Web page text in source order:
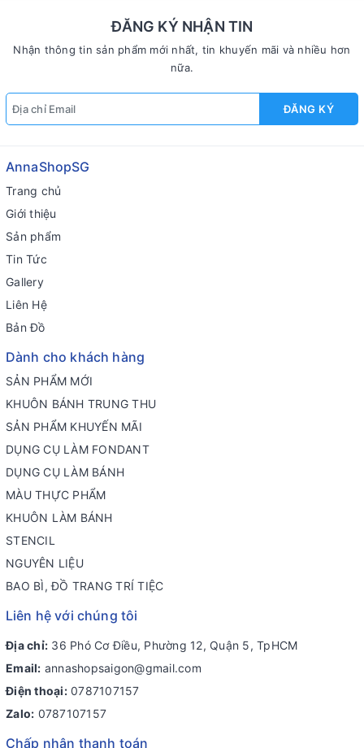
ĐĂNG KÝ NHẬN TIN
Nhận thông tin sản phẩm mới nhất, tin khuyến mãi và nhiều hơn
nữa.
ĐĂNG KÝ
AnnaShopSG
Trang chủ
Giới thiệu
Sản phẩm
Tin Tức
Gallery
Liên Hệ
Bản Đồ
Dành cho khách hàng
SẢN PHẨM MỚI
KHUÔN BÁNH TRUNG THU
SẢN PHẨM KHUYẾN MÃI
DỤNG CỤ LÀM FONDANT
DỤNG CỤ LÀM BÁNH
MÀU THỰC PHẨM
KHUÔN LÀM BÁNH
STENCIL
NGUYÊN LIỆU
BAO BÌ, ĐỒ TRANG TRÍ TIỆC
Liên hệ với chúng tôi
Địa chỉ: 36 Phó Cơ Điều, Phường 12, Quận 5, TpHCM
Email: annashopsaigon@gmail.com
Điện thoại: 0787107157
Zalo: 0787107157
Chấp nhận thanh toán